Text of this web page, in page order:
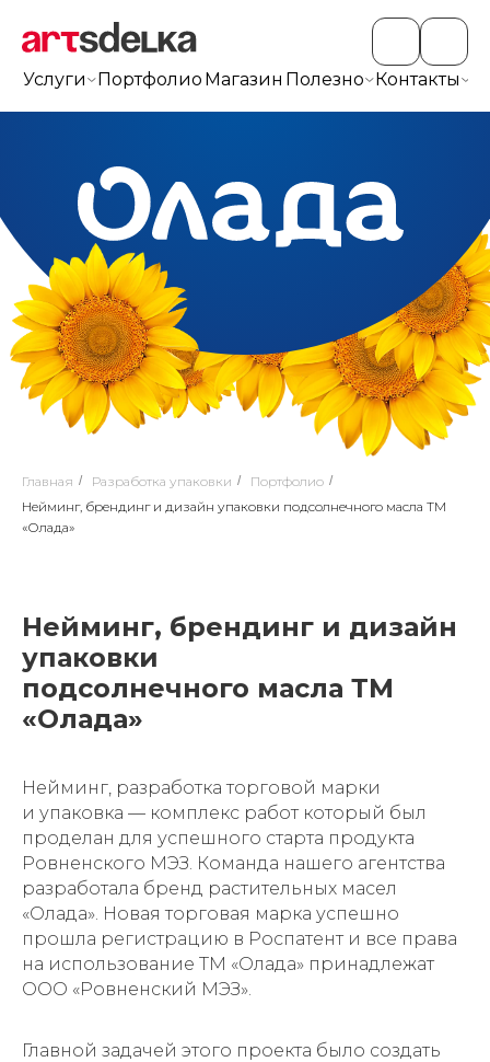
Услуги Портфолио Магазин Полезно Контакты
Главная / Разработка упаковки / Портфолио /
Нейминг, брендинг и дизайн упаковки подсолнечного масла ТМ
«Олада»
Нейминг, брендинг и дизайн
упаковки
подсолнечного масла ТМ
«Олада»
Нейминг, разработка торговой марки
и упаковка — комплекс работ который был
проделан для успешного старта продукта
Ровненского МЭЗ. Команда нашего агентства
разработала бренд растительных масел
«Олада». Новая торговая марка успешно
прошла регистрацию в Роспатент и все права
на использование ТМ «Олада» принадлежат
ООО «Ровненский МЭЗ».
Главной задачей этого проекта было создать